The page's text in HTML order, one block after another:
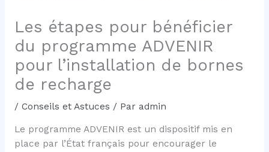
Les étapes pour bénéficier
du programme ADVENIR
pour l’installation de bornes
de recharge
/ Conseils et Astuces / Par admin
Le programme ADVENIR est un dispositif mis en
place par l’État français pour encourager le